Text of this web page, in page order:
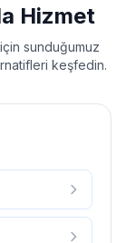
Hizmet
sunduğumuz
keşfedin.